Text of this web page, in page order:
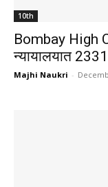
10th
Bombay High
न्यायालयात
Majhi Naukri -